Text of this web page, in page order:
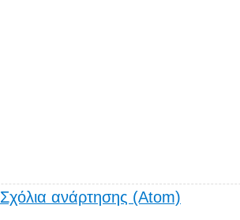
Σχόλια ανάρτησης (Atom)